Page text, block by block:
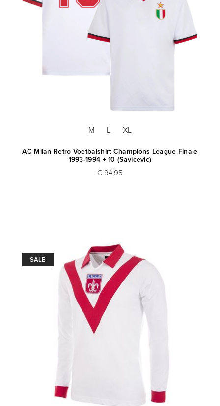
M L XL
AC Milan Retro Voetbalshirt Champions League Finale
1993-1994 + 10 (Savicevic)
€ 94,95
SALE